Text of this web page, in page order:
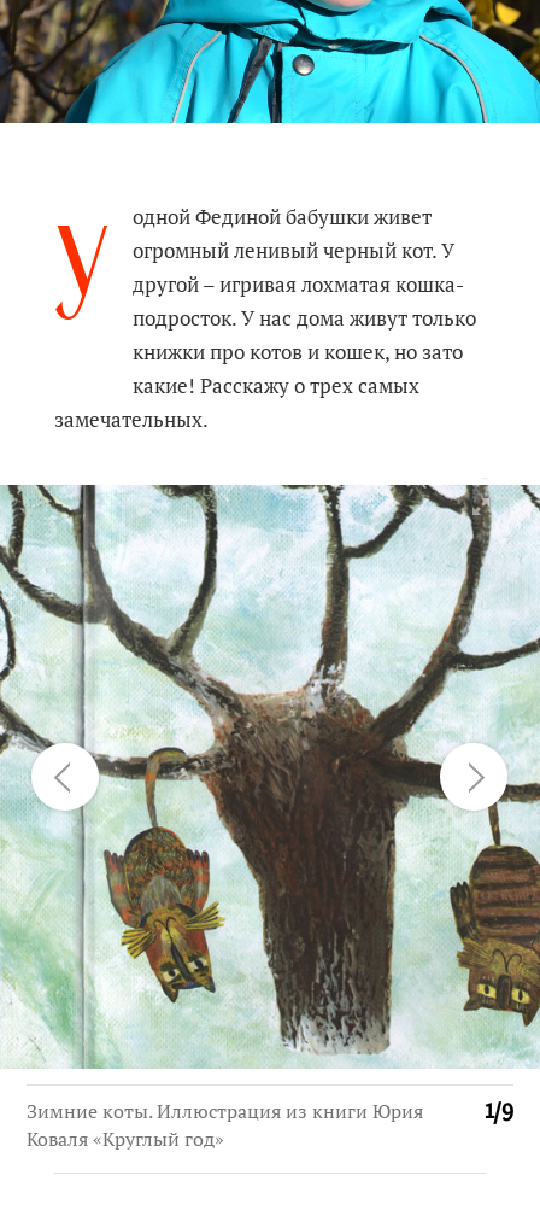
У
одной Фединой бабушки живет
огромный ленивый черный кот. У
другой – игривая лохматая кошка-
подросток. У нас дома живут только
книжки про котов и кошек, но зато
какие! Расскажу о трех самых
замечательных.
1/9
Зимние коты. Иллюстрация из книги Юрия
Коваля «Круглый год»